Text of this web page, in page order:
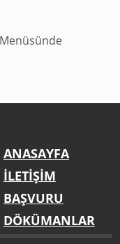
ANASAYFA
İLETİŞİM
BAŞVURU
DÖKÜMANLAR